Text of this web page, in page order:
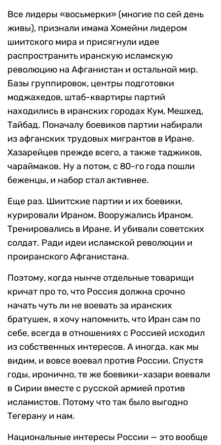
Все лидеры «восьмерки» (многие по сей день
живы), признали имама Хомейни лидером
шиитского мира и присягнули идее
распространить иранскую исламскую
революцию на Афганистан и остальной мир.
Базы группировок, центры подготовки
моджахедов, штаб-квартиры партий
находились в иранских городах Кум, Мешхед,
Тайбад. Поначалу боевиков партии набирали
из афганских трудовых мигрантов в Иране.
Хазарейцев прежде всего, а также таджиков,
чараймаков. Ну а потом, с 80-го года пошли
беженцы, и набор стал активнее.
Еще раз. Шиитские партии и их боевики,
курировали Ираном. Вооружались Ираном.
Тренировались в Иране. И убивали советских
солдат. Ради идеи исламской революции и
проиранского Афганистана.
Поэтому, когда нынче отдельные товарищи
кричат про то, что Россия должна срочно
начать чуть ли не воевать за иранских
братушек, я хочу напомнить, что Иран сам по
себе, всегда в отношениях с Россией исходил
из собственных интересов. А иногда. как мы
видим, и вовсе воевал против России. Спустя
годы, иронично, те же боевики-хазари воевали
в Сирии вместе с русской армией против
исламистов. Потому что так было выгодно
Тегерану и нам.
Национальные интересы России — это вообще